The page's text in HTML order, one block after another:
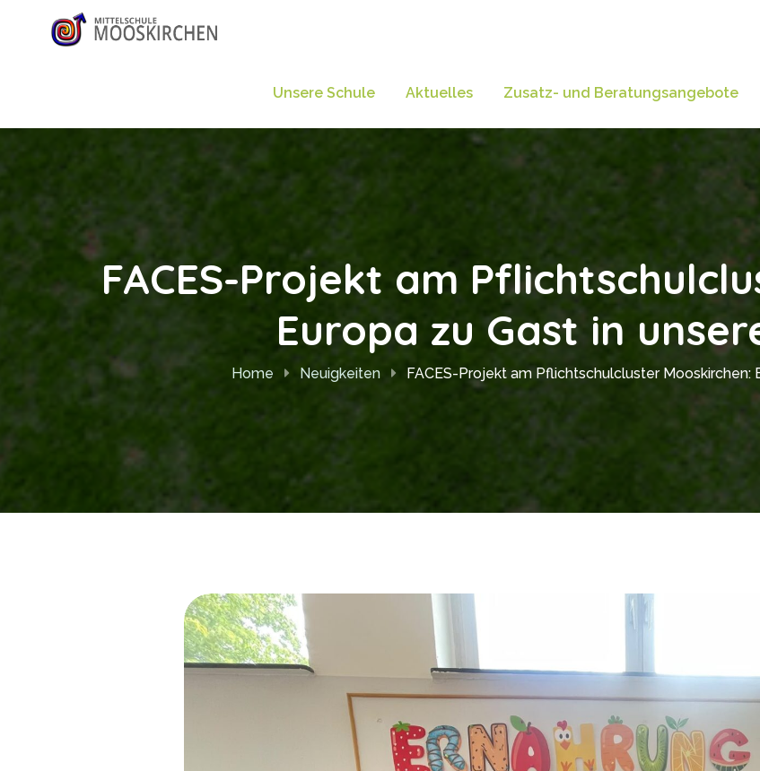
Unsere Schule Aktuelles Zusatz- und Beratungsangebote
FACES-Projekt am
Europa zu Gast in
Home Neuigkeiten FACES-Projekt am Pflichtschulcluster Mooskirchen: